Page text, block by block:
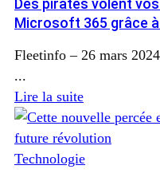
Des pirates volent
Microsoft 365 grâce
Fleetinfo – 26 mars 2024
...
Lire la suite
Technologie